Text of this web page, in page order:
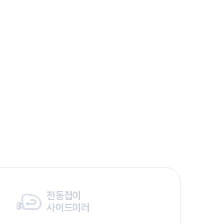
전동접이
사이드미러